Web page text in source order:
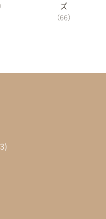
ズ
（66）